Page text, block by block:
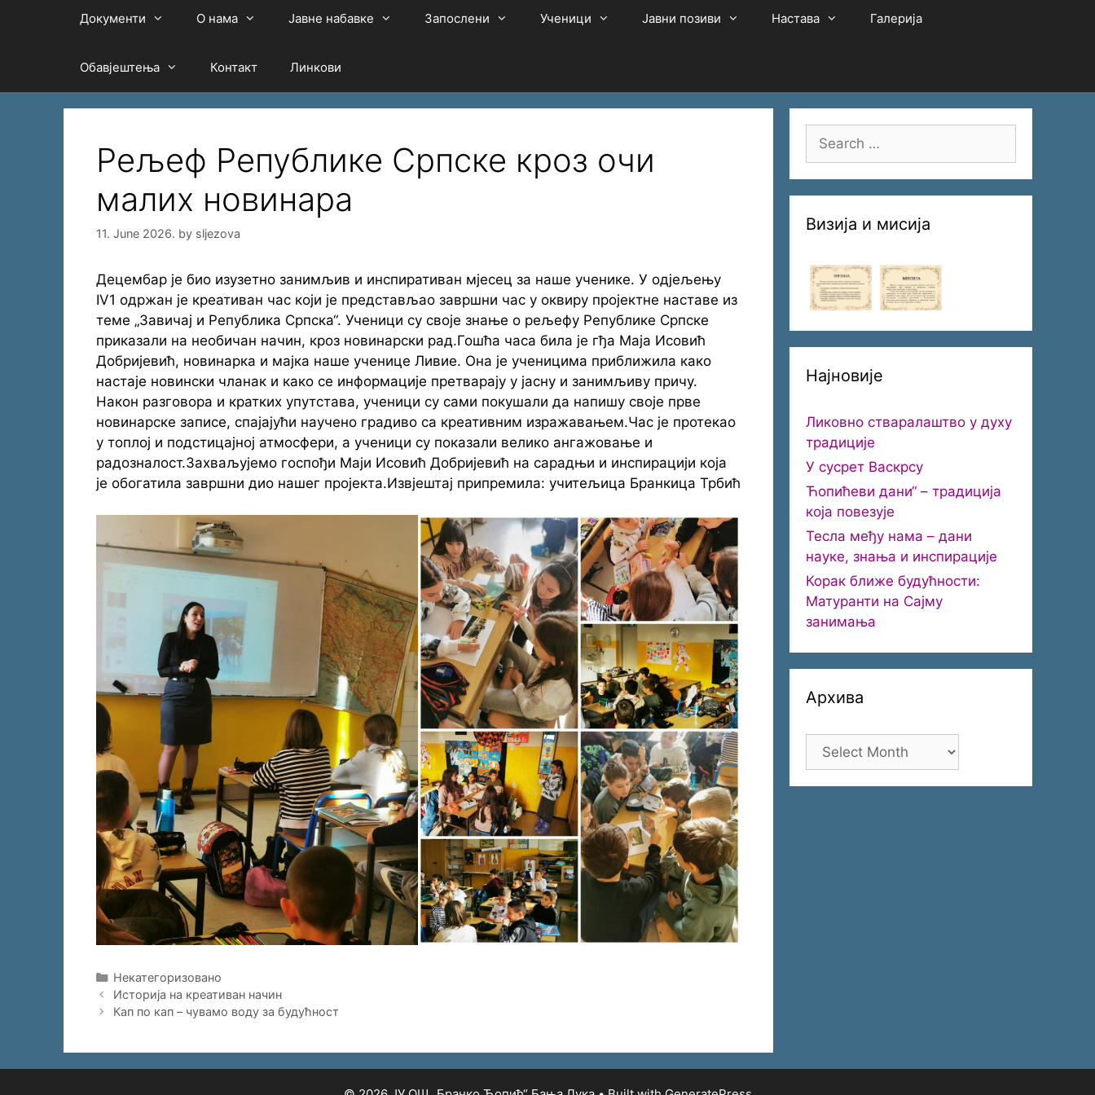
Документи О нама Јавне набавке Запослени Ученици Јавни позиви Настава Галерија
Обавјештења Контакт Линкови
Рељеф Републике Српске кроз очи
малих новинара
11. June 2026. by sljezova
Децембар је био изузетно занимљив и инспиративан мјесец за наше ученике. У одјељењу
IV1 одржан је креативан час који је представљао завршни час у оквиру пројектне наставе из
теме „Завичај и Република Српска“. Ученици су своје знање о рељефу Републике Српске
приказали на необичан начин, кроз новинарски рад.Гошћа часа била је гђа Маја Исовић
Добријевић, новинарка и мајка наше ученице Ливие. Она је ученицима приближила како
настаје новински чланак и како се информације претварају у јасну и занимљиву причу.
Након разговора и кратких упутстава, ученици су сами покушали да напишу своје прве
новинарске записе, спајајући научено градиво са креативним изражавањем.Час је протекао
у топлој и подстицајној атмосфери, а ученици су показали велико ангажовање и
радозналост.Захваљујемо госпођи Маји Исовић Добријевић на сарадњи и инспирацији која
је обогатила завршни дио нашег пројекта.Извјештај припремила: учитељица Бранкица Трбић
Categories
Некатегоризовано
Историја на креативан начин
Кап по кап – чувамо воду за будућност
Search
for:
Визија и мисија
Најновије
Ликовно стваралаштво у духу
традиције
У сусрет Васкрсу
Ћопићеви дани“ – традиција
која повезује
Тесла међу нама – дани
науке, знања и инспирације
Корак ближе будућности:
Матуранти на Сајму
занимања
Архива
Архива